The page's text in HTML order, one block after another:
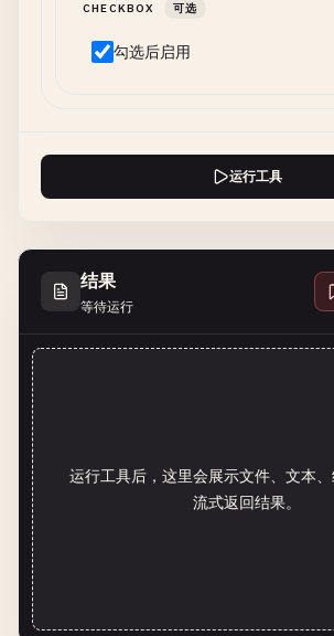
CHECKBOX 可选
勾选后启用
运行工具
结果
等待运行
运行工具后，这里会展示文件、文本
流式返回结果。